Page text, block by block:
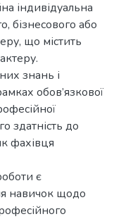
індивідуальна
бізнесового або
що містить
знань і
обов’язкової
здатність до
фахівця
є
навичок щодо